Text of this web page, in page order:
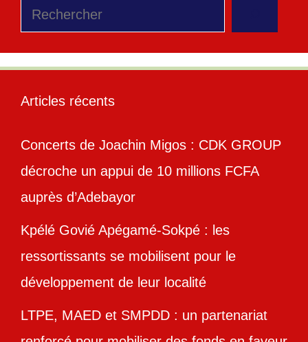
Rechercher
Articles récents
Concerts de Joachin Migos : CDK GROUP
décroche un appui de 10 millions FCFA
auprès d’Adebayor
Kpélé Govié Apégamé-Sokpé : les
ressortissants se mobilisent pour le
développement de leur localité
LTPE, MAED et SMPDD : un partenariat